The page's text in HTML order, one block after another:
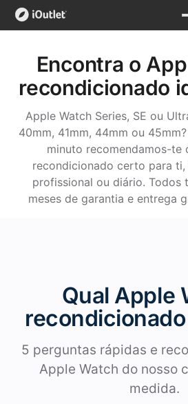
Encontra o
recondicionado
Apple Watch Series, SE ou
40mm, 41mm, 44mm ou
minuto recomendamos-te
recondicionado certo para
profissional ou diário. Todos
meses de garantia e entrega
Qual Apple
5 perguntas rápidas e
Apple Watch do nosso
medida.